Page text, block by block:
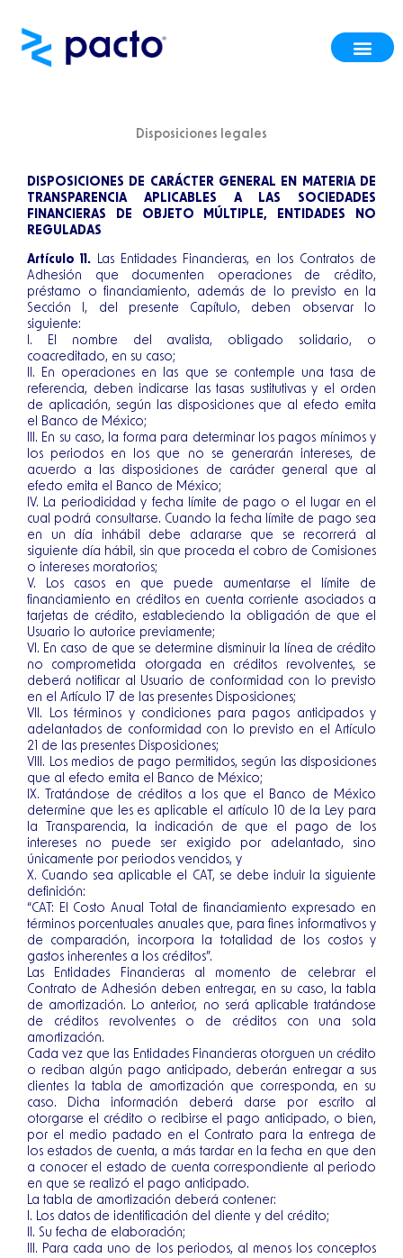
contenido
Disposiciones legales
DISPOSICIONES DE CARÁCTER GENERAL EN MATERIA DE
TRANSPARENCIA APLICABLES A LAS SOCIEDADES
FINANCIERAS DE OBJETO MÚLTIPLE, ENTIDADES NO
REGULADAS
Artículo 11. Las Entidades Financieras, en los Contratos de
Adhesión que documenten operaciones de crédito,
préstamo o financiamiento, además de lo previsto en la
Sección I, del presente Capítulo, deben observar lo
siguiente:
I. El nombre del avalista, obligado solidario, o
coacreditado, en su caso;
II. En operaciones en las que se contemple una tasa de
referencia, deben indicarse las tasas sustitutivas y el orden
de aplicación, según las disposiciones que al efecto emita
el Banco de México;
III. En su caso, la forma para determinar los pagos mínimos y
los periodos en los que no se generarán intereses, de
acuerdo a las disposiciones de carácter general que al
efecto emita el Banco de México;
IV. La periodicidad y fecha límite de pago o el lugar en el
cual podrá consultarse. Cuando la fecha límite de pago sea
en un día inhábil debe aclararse que se recorrerá al
siguiente día hábil, sin que proceda el cobro de Comisiones
o intereses moratorios;
V. Los casos en que puede aumentarse el límite de
financiamiento en créditos en cuenta corriente asociados a
tarjetas de crédito, estableciendo la obligación de que el
Usuario lo autorice previamente;
VI. En caso de que se determine disminuir la línea de crédito
no comprometida otorgada en créditos revolventes, se
deberá notificar al Usuario de conformidad con lo previsto
en el Artículo 17 de las presentes Disposiciones;
VII. Los términos y condiciones para pagos anticipados y
adelantados de conformidad con lo previsto en el Artículo
21 de las presentes Disposiciones;
VIII. Los medios de pago permitidos, según las disposiciones
que al efecto emita el Banco de México;
IX. Tratándose de créditos a los que el Banco de México
determine que les es aplicable el artículo 10 de la Ley para
la Transparencia, la indicación de que el pago de los
intereses no puede ser exigido por adelantado, sino
únicamente por periodos vencidos, y
X. Cuando sea aplicable el CAT, se debe incluir la siguiente
definición:
“CAT: El Costo Anual Total de financiamiento expresado en
términos porcentuales anuales que, para fines informativos y
de comparación, incorpora la totalidad de los costos y
gastos inherentes a los créditos”.
Las Entidades Financieras al momento de celebrar el
Contrato de Adhesión deben entregar, en su caso, la tabla
de amortización. Lo anterior, no será aplicable tratándose
de créditos revolventes o de créditos con una sola
amortización.
Cada vez que las Entidades Financieras otorguen un crédito
o reciban algún pago anticipado, deberán entregar a sus
clientes la tabla de amortización que corresponda, en su
caso. Dicha información deberá darse por escrito al
otorgarse el crédito o recibirse el pago anticipado, o bien,
por el medio pactado en el Contrato para la entrega de
los estados de cuenta, a más tardar en la fecha en que den
a conocer el estado de cuenta correspondiente al periodo
en que se realizó el pago anticipado.
La tabla de amortización deberá contener:
I. Los datos de identificación del cliente y del crédito;
II. Su fecha de elaboración;
III. Para cada uno de los periodos, al menos los conceptos